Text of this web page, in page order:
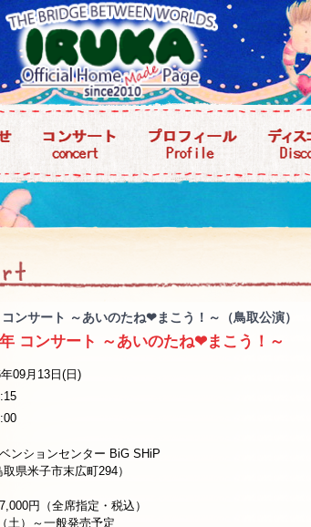
ンサート ～あいのたね❤まこう！～（鳥取公演）
コンサート ～あいのたね❤まこう！～
09月13日(日)
ンションセンター BiG SHiP
取県米子市末広町294）
円（全席指定・税込）
土）～一般発売予定